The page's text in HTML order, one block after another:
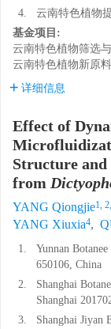
4.
云南特色植物
基金项目:
云南特色植物筛选
云南特色植物新原
详细信息
Effect of
Structure
from
YANG Qiongjie1,
YANG Xiuxia4,
1.
Yunnan
650106, China
2.
Shanghai
Shanghai
3.
Shanghai Jiyan